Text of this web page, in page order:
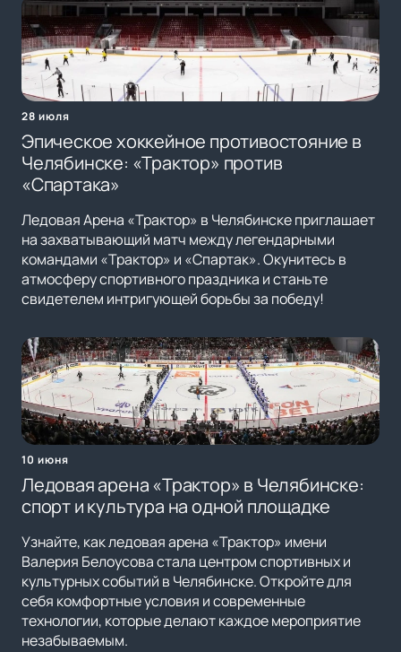
28 июля
Эпическое хоккейное противостояние в
Челябинске: «Трактор» против
«Спартака»
Ледовая Арена «Трактор» в Челябинске приглашает
на захватывающий матч между легендарными
командами «Трактор» и «Спартак». Окунитесь в
атмосферу спортивного праздника и станьте
свидетелем интригующей борьбы за победу!
10 июня
Ледовая арена «Трактор» в Челябинске:
спорт и культура на одной площадке
Узнайте, как ледовая арена «Трактор» имени
Валерия Белоусова стала центром спортивных и
культурных событий в Челябинске. Откройте для
себя комфортные условия и современные
технологии, которые делают каждое мероприятие
незабываемым.